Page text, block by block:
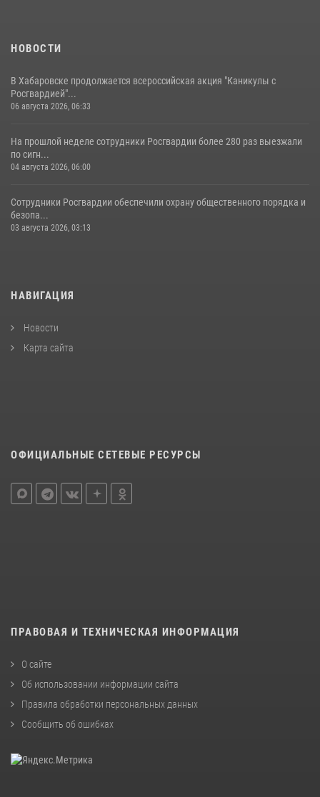
НОВОСТИ
В Хабаровске продолжается всероссийская акция "Каникулы с
Росгвардией"...
06 августа 2026, 06:33
На прошлой неделе сотрудники Росгвардии более 280 раз выезжали
по сигн...
04 августа 2026, 06:00
Сотрудники Росгвардии обеспечили охрану общественного порядка и
безопа...
03 августа 2026, 03:13
НАВИГАЦИЯ
Новости
Карта сайта
ОФИЦИАЛЬНЫЕ СЕТЕВЫЕ РЕСУРСЫ
ПРАВОВАЯ И ТЕХНИЧЕСКАЯ ИНФОРМАЦИЯ
О сайте
Об использовании информации сайта
Правила обработки персональных данных
Сообщить об ошибках